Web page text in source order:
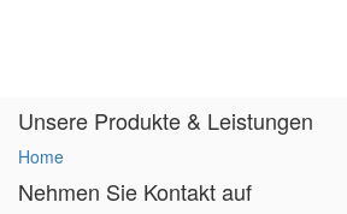
Unsere Produkte & Leistungen
Home
Nehmen Sie Kontakt auf